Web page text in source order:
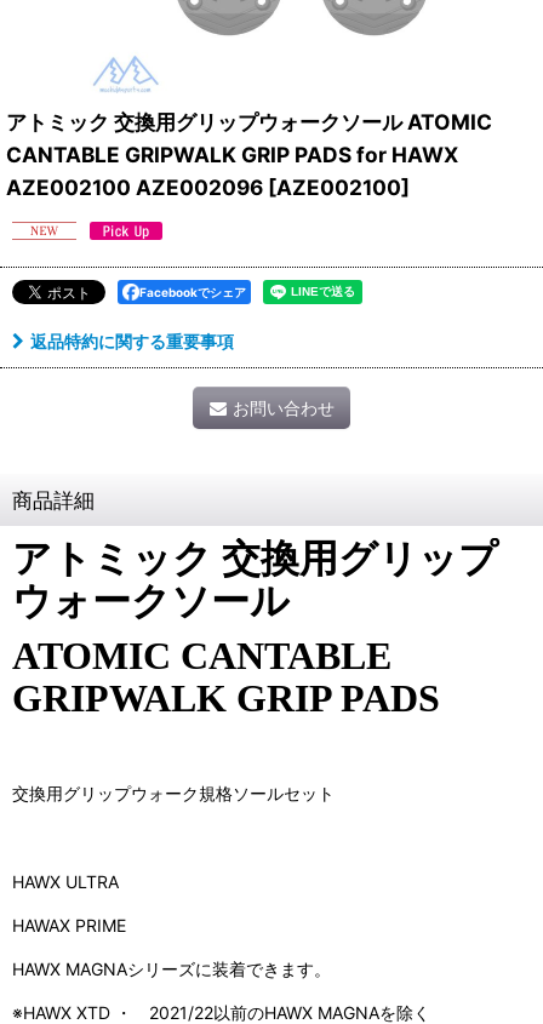
アトミック 交換用グリップウォークソール ATOMIC
CANTABLE GRIPWALK GRIP PADS for HAWX
AZE002100 AZE002096 [AZE002100]
Facebookでシェア
返品特約に関する重要事項
お問い合わせ
商品詳細
アトミック 交換用グリップ
ウォークソール
ATOMIC CANTABLE
GRIPWALK GRIP PADS
交換用グリップウォーク規格ソールセット
HAWX ULTRA
HAWAX PRIME
HAWX MAGNAシリーズに装着できます。
※HAWX XTD ・ 2021/22以前のHAWX MAGNAを除く